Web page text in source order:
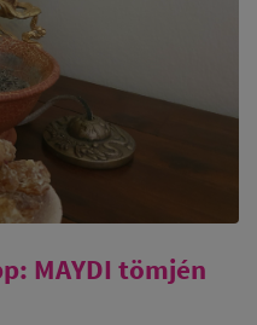
MAYDI tömjén